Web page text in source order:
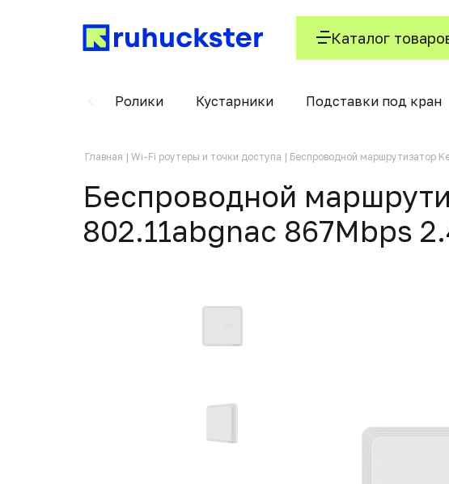
Каталог
Ролики Кустарники Подставки под кран
Главная Wi-Fi роутеры и точки доступа Беспроводной маршрутизатор
Беспроводной
802.11abgnac 867Mbps